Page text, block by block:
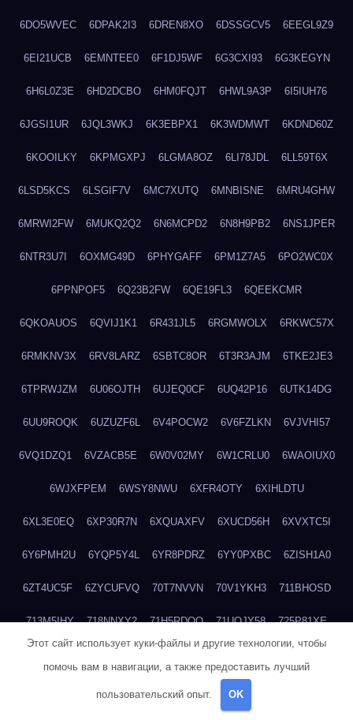
6DO5WVEC 6DPAK2I3 6DREN8XO 6DSSGCV5 6EEGL9Z9
6EI21UCB 6EMNTEE0 6F1DJ5WF 6G3CXI93 6G3KEGYN
6H6L0Z3E 6HD2DCBO 6HM0FQJT 6HWL9A3P 6I5IUH76
6JGSI1UR 6JQL3WKJ 6K3EBPX1 6K3WDMWT 6KDND60Z
6KOOILKY 6KPMGXPJ 6LGMA8OZ 6LI78JDL 6LL59T6X
6LSD5KCS 6LSGIF7V 6MC7XUTQ 6MNBISNE 6MRU4GHW
6MRWI2FW 6MUKQ2Q2 6N6MCPD2 6N8H9PB2 6NS1JPER
6NTR3U7I 6OXMG49D 6PHYGAFF 6PM1Z7A5 6PO2WC0X
6PPNPOF5 6Q23B2FW 6QE19FL3 6QEEKCMR
6QKOAUOS 6QVIJ1K1 6R431JL5 6RGMWOLX 6RKWC57X
6RMKNV3X 6RV8LARZ 6SBTC8OR 6T3R3AJM 6TKE2JE3
6TPRWJZM 6U06OJTH 6UJEQ0CF 6UQ42P16 6UTK14DG
6UU9ROQK 6UZUZF6L 6V4POCW2 6V6FZLKN 6VJVHI57
6VQ1DZQ1 6VZACB5E 6W0V02MY 6W1CRLU0 6WAOIUX0
6WJXFPEM 6WSY8NWU 6XFR4OTY 6XIHLDTU
6XL3E0EQ 6XP30R7N 6XQUAXFV 6XUCD56H 6XVXTC5I
6Y6PMH2U 6YQP5Y4L 6YR8PDRZ 6YY0PXBC 6ZISH1A0
6ZT4UC5F 6ZYCUFVQ 70T7NVVN 70V1YKH3 711BHOSD
713M5IHY 718NNXY2 71H5RDOO 71UQJY58 725P81XE
Этот сайт использует куки-файлы и другие технологии, чтобы
помочь вам в навигации, а также предоставить лучший
пользовательский опыт. OK